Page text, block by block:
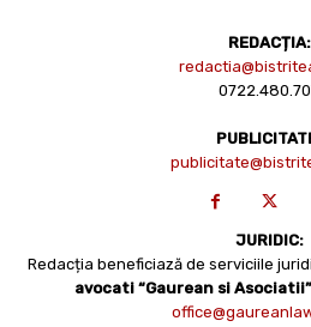
REDACȚIA:
JURIDIC:
Redacția beneficiază de serviciile
avocati “Gaurean si Asociatii”